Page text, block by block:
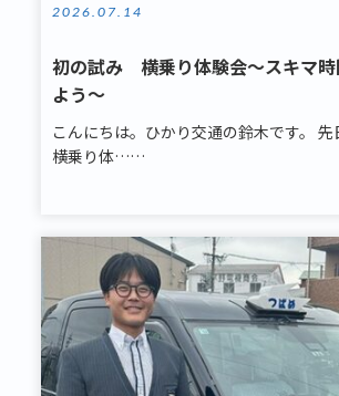
2026.07.14
初の試み 横乗り体験会～スキマ
よう～
こんにちは。ひかり交通の鈴木です。
横乗り体……